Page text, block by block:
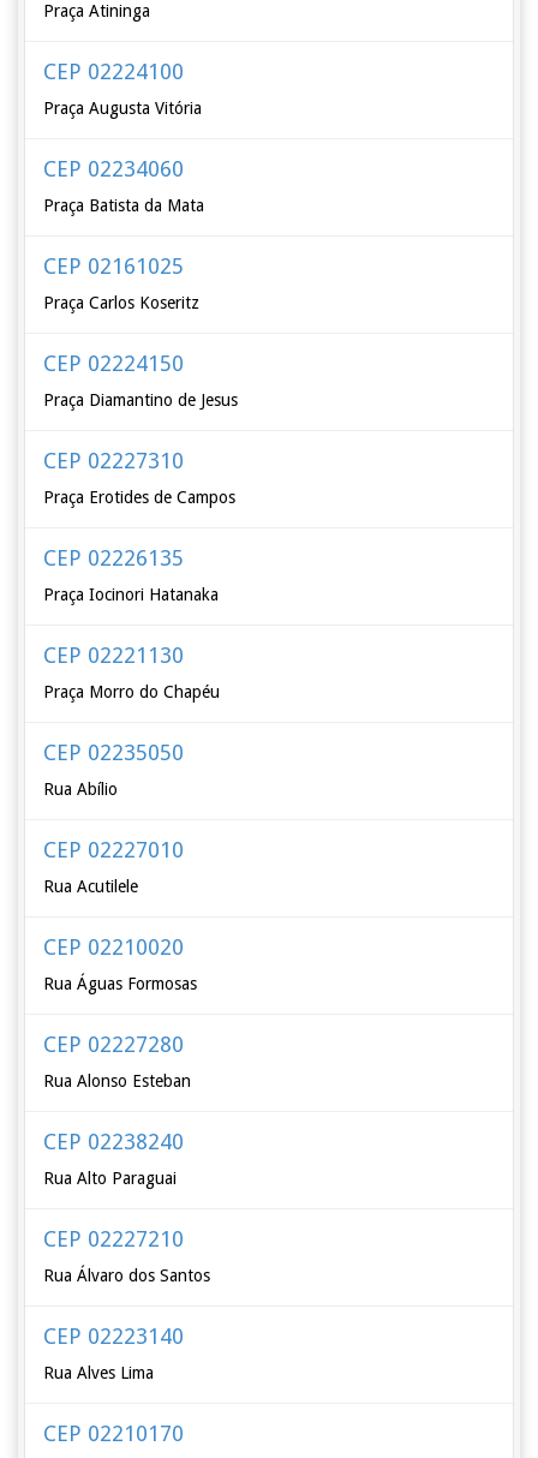
Praça Atininga
CEP 02224100
Praça Augusta Vitória
CEP 02234060
Praça Batista da Mata
CEP 02161025
Praça Carlos Koseritz
CEP 02224150
Praça Diamantino de Jesus
CEP 02227310
Praça Erotides de Campos
CEP 02226135
Praça Iocinori Hatanaka
CEP 02221130
Praça Morro do Chapéu
CEP 02235050
Rua Abílio
CEP 02227010
Rua Acutilele
CEP 02210020
Rua Águas Formosas
CEP 02227280
Rua Alonso Esteban
CEP 02238240
Rua Alto Paraguai
CEP 02227210
Rua Álvaro dos Santos
CEP 02223140
Rua Alves Lima
CEP 02210170